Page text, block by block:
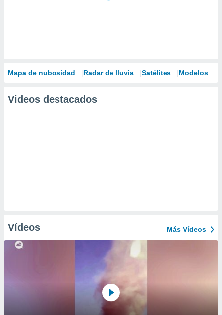
Mapa de nubosidad Radar de lluvia Satélites Modelos
Videos destacados
Vídeos Más Vídeos